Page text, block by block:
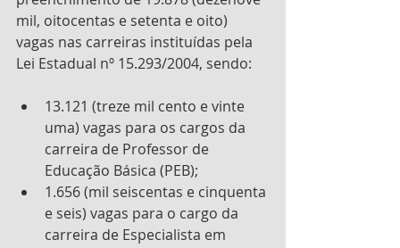
mil, oitocentas e setenta e oito)
vagas nas carreiras instituídas pela
Lei Estadual nº 15.293/2004, sendo:
13.121 (treze mil cento e vinte
uma) vagas para os cargos da
carreira de Professor de
Educação Básica (PEB);
1.656 (mil seiscentas e cinquenta
e seis) vagas para o cargo da
carreira de Especialista em